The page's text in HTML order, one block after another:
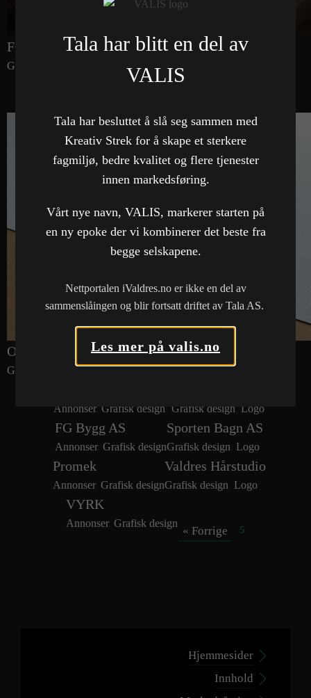
FG Bygg AS
Grafisk design
Bil & Trucksenter Valdres AS
OK Hagen Valdres AS
Grafisk design ,Visittkort
Annonser, Grafisk design Grafisk design Logo
FG Bygg AS
Annonser, Grafisk design
Sporten Bagn AS
Grafisk design Logo
Promek
Annonser, Grafisk design
Valdres Hårstudio
Grafisk design Logo
VYRK
Annonser, Grafisk design
« Forrige 5
Tala har blitt en del av
VALIS
Tala har besluttet å slå seg sammen med
Kreativ Strek for å skape et sterkere
fagmiljø, bedre kvalitet og flere tjenester
innen markedsføring.
Vårt nye navn, VALIS, markerer starten på
en ny epoke der vi kombinerer det beste fra
begge selskapene.
Nettportalen iValdres.no er ikke en del av
sammenslåingen og blir fortsatt driftet av Tala AS.
Les mer på valis.no
Hjemmesider
Innhold